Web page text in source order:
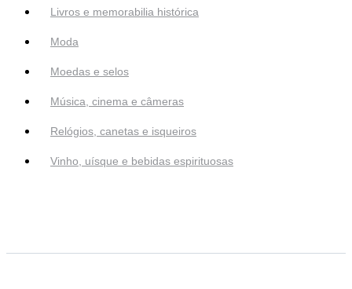
Livros e memorabilia histórica
Moda
Moedas e selos
Música, cinema e câmeras
Relógios, canetas e isqueiros
Vinho, uísque e bebidas espirituosas